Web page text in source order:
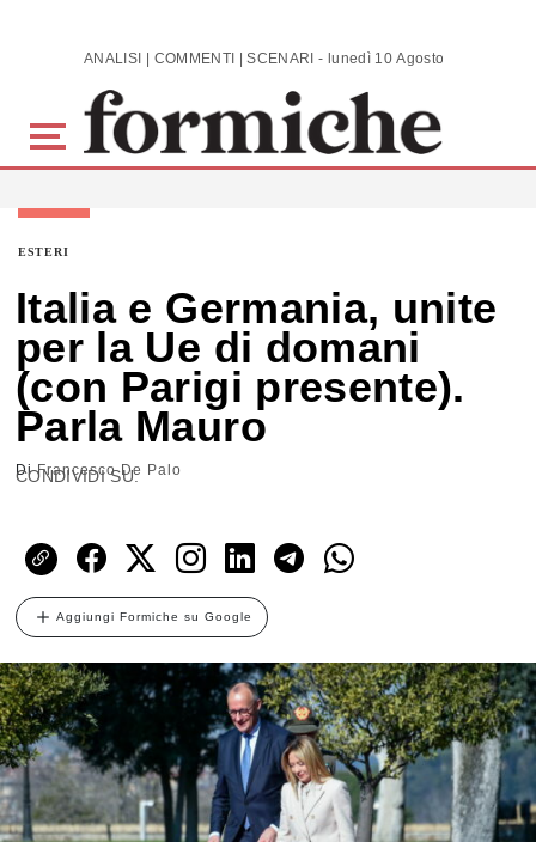
Skip to main content ANALISI | COMMENTI | SCENARI - lunedì 10 Agosto 2026
ESTERI
Italia e Germania, unite
per la Ue di domani
(con Parigi presente).
Parla Mauro
DiFrancesco De Palo
CONDIVIDI SU:
Aggiungi Formiche su Google